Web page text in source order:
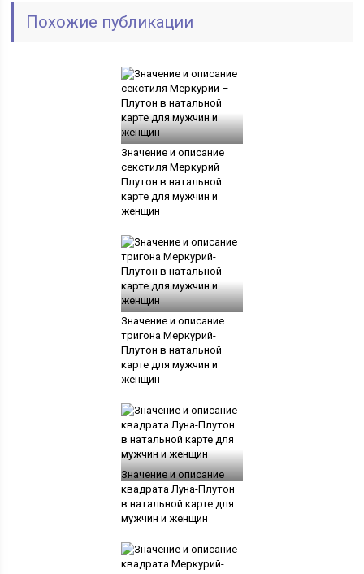
Похожие публикации
Значение и описание
секстиля Меркурий –
Плутон в натальной
карте для мужчин и
женщин
Значение и описание
тригона Меркурий-
Плутон в натальной
карте для мужчин и
женщин
Значение и описание
квадрата Луна-Плутон
в натальной карте для
мужчин и женщин